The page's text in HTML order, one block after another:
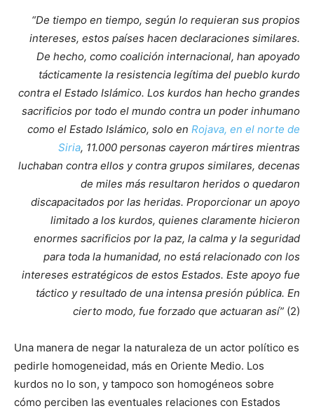
“De tiempo en tiempo, según lo requieran sus propios
intereses, estos países hacen declaraciones similares.
De hecho, como coalición internacional, han apoyado
tácticamente la resistencia legítima del pueblo kurdo
contra el Estado Islámico. Los kurdos han hecho grandes
sacrificios por todo el mundo contra un poder inhumano
como el Estado Islámico, solo en Rojava, en el norte de
Siria, 11.000 personas cayeron mártires mientras
luchaban contra ellos y contra grupos similares, decenas
de miles más resultaron heridos o quedaron
discapacitados por las heridas. Proporcionar un apoyo
limitado a los kurdos, quienes claramente hicieron
enormes sacrificios por la paz, la calma y la seguridad
para toda la humanidad, no está relacionado con los
intereses estratégicos de estos Estados. Este apoyo fue
táctico y resultado de una intensa presión pública. En
cierto modo, fue forzado que actuaran así” (2)
Una manera de negar la naturaleza de un actor político es
pedirle homogeneidad, más en Oriente Medio. Los
kurdos no lo son, y tampoco son homogéneos sobre
cómo perciben las eventuales relaciones con Estados